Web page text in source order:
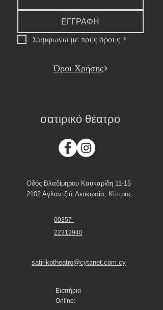
ΕΓΓΡΑΦΗ
Συμφωνώ με τους όρους *
Όροι Χρήσης
σατιρικό θέατρο
Οδός Βλαδίμηρου Καυκαρίδη 11-15
2102 Αγλαντζιά,Λευκωσία, Κύπρος
00357-
22312940
satirikotheatro@cytanet.com.cy
Εισιτήρια
Online: